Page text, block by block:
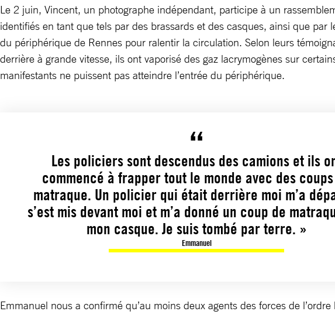
Le 2 juin, Vincent, un photographe indépendant, participe à un
identifiés en tant que tels par des brassards et des casques, ainsi que
du périphérique de Rennes pour ralentir la circulation. Selon leurs
derrière à grande vitesse, ils ont vaporisé des gaz lacrymogènes sur
manifestants ne puissent pas atteindre l’entrée du périphérique.
Les policiers sont descendus des camions et ils
commencé à frapper tout le monde avec des
matraque. Un policier qui était derrière moi m’a
s’est mis devant moi et m’a donné un coup de
mon casque. Je suis tombé par terre. »
Emmanuel
Emmanuel nous a confirmé qu’au moins deux agents des forces de